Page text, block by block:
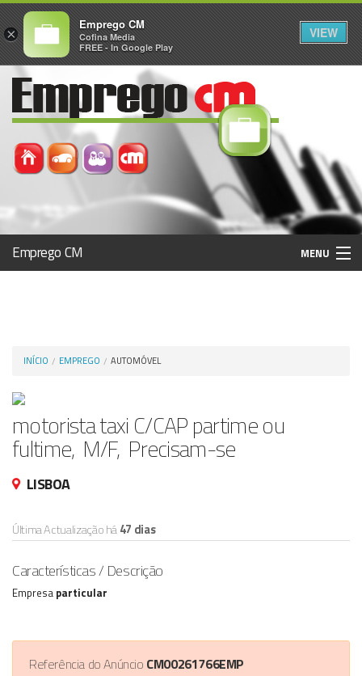
Emprego CM MENU
INÍCIO EMPREGO AUTOMÓVEL
motorista taxi C/CAP partime ou
fultime, M/F, Precisam-se
LISBOA
Última Actualização há47 dias
Características / Descrição
Empresa particular
Referência do Anúncio CM00261766EMP
×
Emprego CM
Cofina Media
FREE - In Google Play
VIEW